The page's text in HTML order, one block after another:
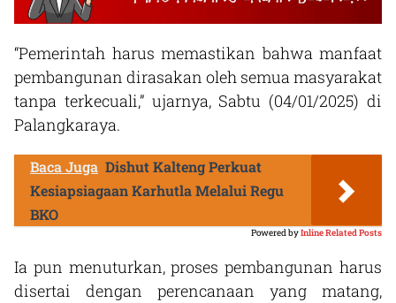
“Pemerintah harus memastikan bahwa manfaat
pembangunan dirasakan oleh semua masyarakat
tanpa terkecuali,” ujarnya, Sabtu (04/01/2025) di
Palangkaraya.
Baca Juga Dishut Kalteng Perkuat
Kesiapsiagaan Karhutla Melalui Regu
BKO
Powered byInline Related Posts
Ia pun menuturkan, proses pembangunan harus
disertai dengan perencanaan yang matang,